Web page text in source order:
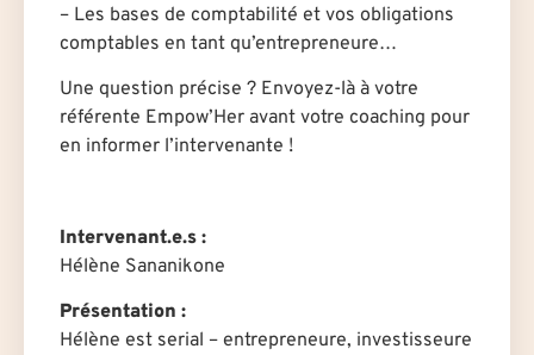
– Les bases de comptabilité et vos obligations
comptables en tant qu’entrepreneure…
Une question précise ? Envoyez-là à votre
référente Empow’Her avant votre coaching pour
en informer l’intervenant·e !
Intervenant.e.s :
Hélène Sananikone
Présentation :
Hélène est serial – entrepreneure, investisseure